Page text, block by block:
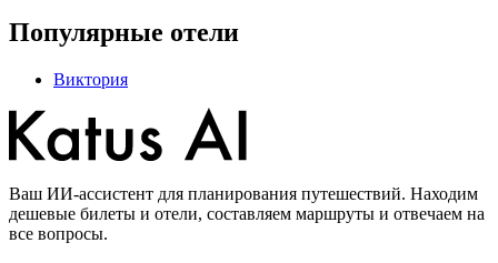
Популярные отели
Виктория
Ваш ИИ-ассистент для планирования путешествий. Находим
дешевые билеты и отели, составляем маршруты и отвечаем на
все вопросы.